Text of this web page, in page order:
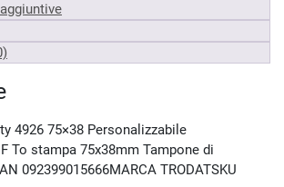
4926 75×38 Personalizzabile
To stampa 75x38mm Tampone di
092399015666MARCA TRODATSKU